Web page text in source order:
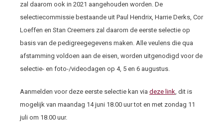
zal daarom ook in 2021 aangehouden worden. De
selectiecommissie bestaande uit Paul Hendrix, Harrie Derks, Cor
Loeffen en Stan Creemers zal daarom de eerste selectie op
basis van de pedigreegegevens maken. Alle veulens die qua
afstamming voldoen aan de eisen, worden uitgenodigd voor de
selectie- en foto-/videodagen op 4, 5 en 6 augustus.
Aanmelden voor deze eerste selectie kan via deze link, dit is
mogelijk van maandag 14 juni 18.00 uur tot en met zondag 11
juli om 18.00 uur.